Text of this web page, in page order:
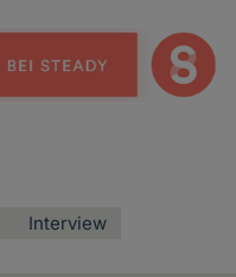
Interview